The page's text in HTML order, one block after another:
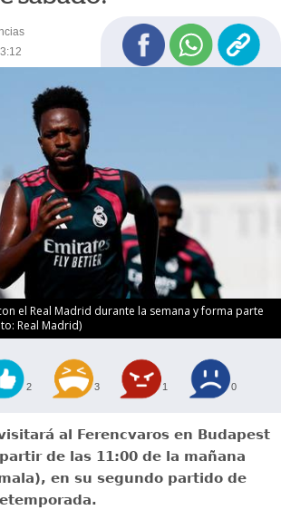
el Real Madrid durante la semana y forma parte
Real Madrid)
2 3 1 0
al Ferencvaros en Budapest
de las 11:00 de la mañana
en su segundo partido de